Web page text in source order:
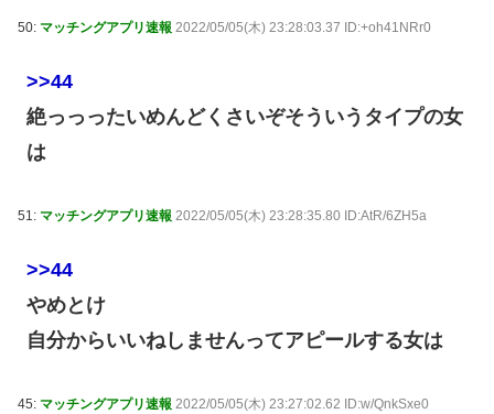
50: マッチングアプリ速報 2022/05/05(木) 23:28:03.37 ID:+oh41NRr0
>>44
絶っっったいめんどくさいぞそういうタイプの女
は
51: マッチングアプリ速報 2022/05/05(木) 23:28:35.80 ID:AtR/6ZH5a
>>44
やめとけ
自分からいいねしませんってアピールする女は
45: マッチングアプリ速報 2022/05/05(木) 23:27:02.62 ID:w/QnkSxe0